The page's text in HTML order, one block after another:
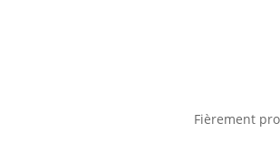
Fièrement